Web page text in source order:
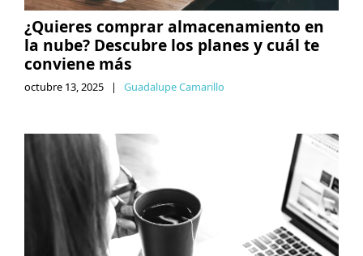
¿Quieres comprar almacenamiento en
la nube? Descubre los planes y cuál te
conviene más
octubre 13, 2025 | Guadalupe Camarillo